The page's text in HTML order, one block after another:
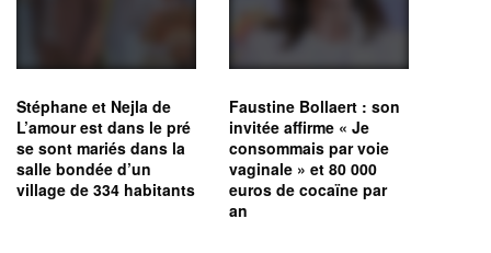
Stéphane et Nejla de
L’amour est dans le pré
se sont mariés dans la
salle bondée d’un
village de 334 habitants
Faustine Bollaert : son
invitée affirme « Je
consommais par voie
vaginale » et 80 000
euros de cocaïne par
an